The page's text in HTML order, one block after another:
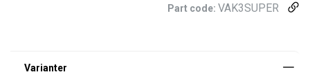
Part code: VAK3SUPER
Reservdelssats (produktkod) |